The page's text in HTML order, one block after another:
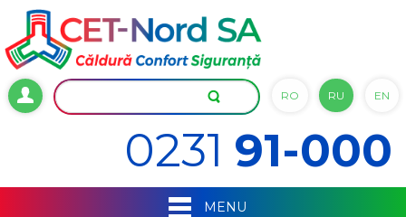
RO RU EN
0231 91-000
MENU